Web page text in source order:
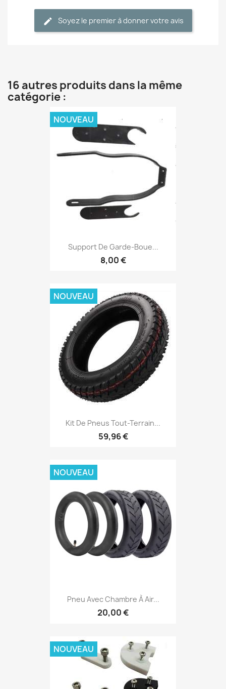
Soyez le premier à donner votre avis
16 autres produits dans la même
catégorie :
Support De Garde-Boue...
8,00 €
NOUVEAU
Kit De Pneus Tout-Terrain...
59,96 €
NOUVEAU
Pneu Avec Chambre À Air...
20,00 €
NOUVEAU
NOUVEAU